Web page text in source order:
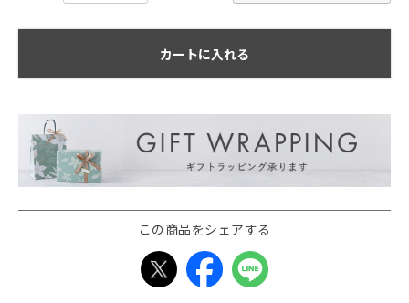
カートに入れる
この商品をシェアする